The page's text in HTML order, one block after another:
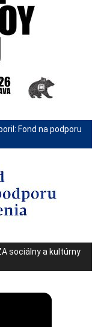
Fond na podporu
sociálny a kultúrny